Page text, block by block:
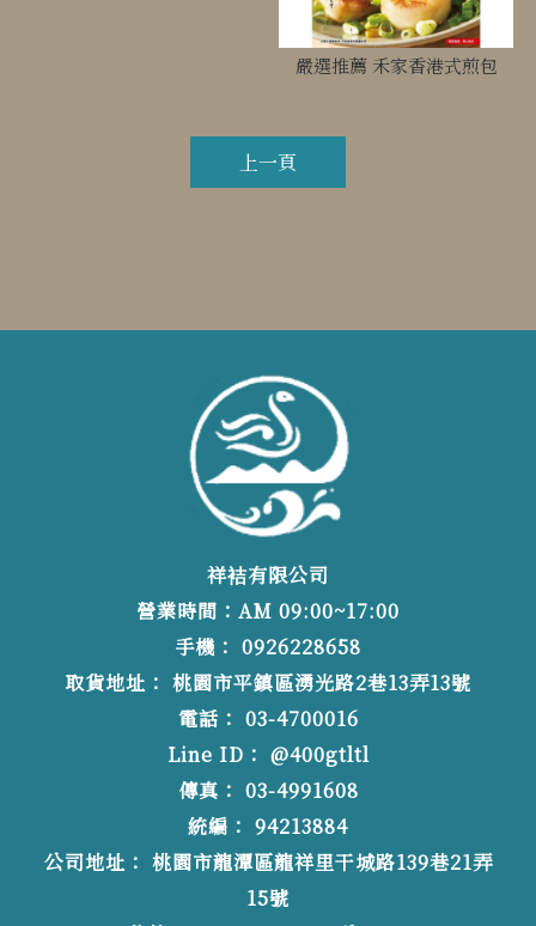
嚴選推薦 禾家香港式煎包
上一頁
祥袺有限公司
營業時間：AM 09:00~17:00
@400gtltl
03-4700016
0926228658
03-4991608
94213884
桃園市龍潭區龍祥里干城路139巷21弄
15號
桃園市平鎮區湧光路2巷13弄13號